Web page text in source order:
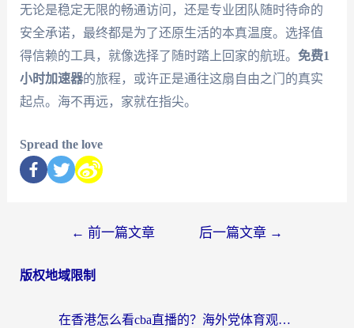
无论是稳定无限的畅通访问，还是专业团队随时待命的
安全承诺，最终都是为了还原生活的本真温度。选择值
得信赖的工具，就像选择了随时踏上回家的航班。 免费1
小时加速器的旅程，或许正是通往这扇自由之门的真实
起点。海不再远，家就在指尖。
Spread the love
← 前一篇文章 后一篇文章 →
版权地域限制
在香港怎么看cba直播的？海外党体育观赛终极指南：告别版权限制，畅享中文解说